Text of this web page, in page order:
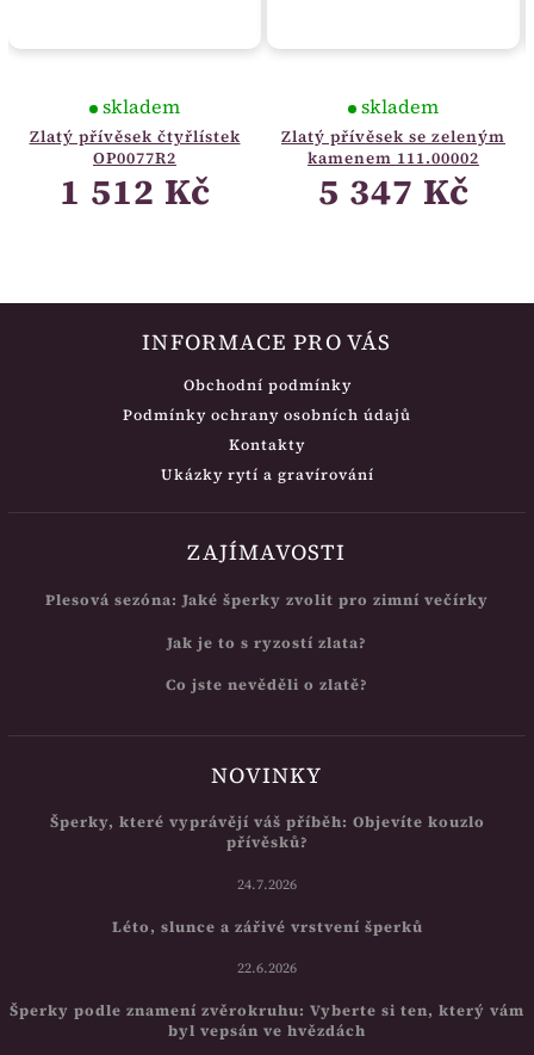
Zlatý přívěsek čtyřlístek
OP0077R2
skladem
1 512 Kč
Zlatý přívěsek se zeleným
kamenem 111.00002
skladem
5 347 Kč
INFORMACE PRO VÁS
Obchodní podmínky
Podmínky ochrany osobních údajů
Kontakty
Ukázky rytí a gravírování
ZAJÍMAVOSTI
Plesová sezóna: Jaké šperky zvolit pro zimní večírky
Jak je to s ryzostí zlata?
Co jste nevěděli o zlatě?
NOVINKY
Šperky, které vyprávějí váš příběh: Objevíte kouzlo
přívěsků?
24.7.2026
Léto, slunce a zářivé vrstvení šperků
22.6.2026
Šperky podle znamení zvěrokruhu: Vyberte si ten, který vám
byl vepsán ve hvězdách